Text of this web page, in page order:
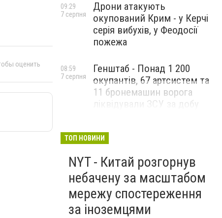
оценить
Дрони атакують
окупований Крим - у Керчі
серія вибухів, у Феодосії
пожежа
09:29
7 серпня
Генштаб - Понад 1 200
окупантів, 67 артсистем та
11 бронемашин ворога
ліквідували ЗСУ за добу
08:59
7 серпня
ТОП НОВИНИ
NYT - Китай розгорнув
небачену за масштабом
мережу спостереження
за іноземцями